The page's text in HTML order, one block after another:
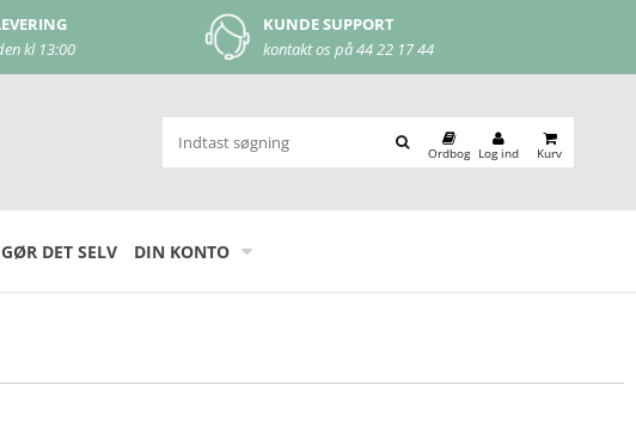
KUNDE SUPPORT
kontakt os på
44 22 17 44
Ordbog Log ind Kurv
GØR DET SELV DIN KONTO